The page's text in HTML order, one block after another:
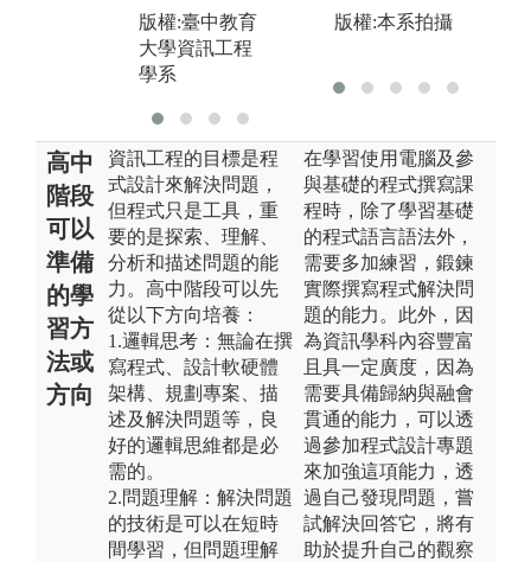
版權:臺中教育
大學資訊工程
學系
版權:臺中教育
學系
版權:本系拍攝
高中
階段
可以
準備
的學
習方
法或
方向
資訊工程的目標是程
式設計來解決問題，
但程式只是工具，重
要的是探索、理解、
分析和描述問題的能
力。高中階段可以先
從以下方向培養：
1.邏輯思考：無論在撰
寫程式、設計軟硬體
架構、規劃專案、描
述及解決問題等，良
好的邏輯思維都是必
需的。
2.問題理解：解決問題
的技術是可以在短時
間學習，但問題理解
在學習使用電腦及參
與基礎的程式撰寫課
程時，除了學習基礎
的程式語言語法外，
需要多加練習，鍛鍊
實際撰寫程式解決問
題的能力。此外，因
為資訊學科內容豐富
且具一定廣度，因為
需要具備歸納與融會
貫通的能力，可以透
過參加程式設計專題
來加強這項能力，透
過自己發現問題，嘗
試解決回答它，將有
助於提升自己的觀察